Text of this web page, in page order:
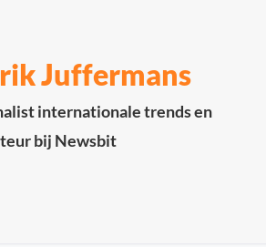
Juffermans
internationale trends en
bij Newsbit